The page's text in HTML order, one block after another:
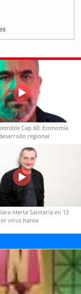
Cap 60: Economía
regional
Alerta Sanitaria en 13
virus hanta